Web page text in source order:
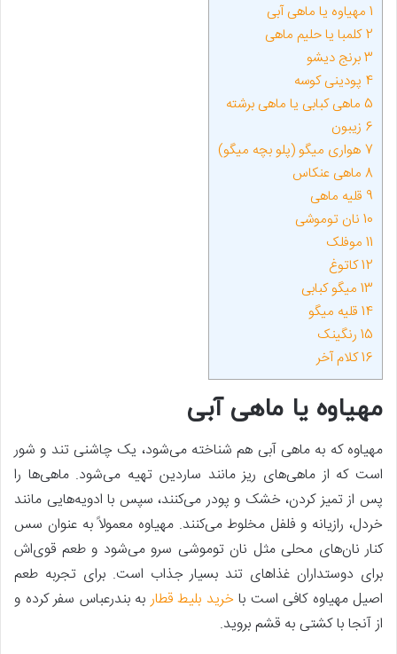
1 مهیاوه یا ماهی آبی
2کلمبا یا حلیم ماهی
3برنج دیشو
4 پودینی کوسه
5 ماهی کبابی یا ماهی برشته
6 زیبون
7 هواری میگو (پلو بچه میگو)
8 ماهی عنکاس
9 قلیه ماهی
10 نان توموشی
11 موفلک
12کاتوغ
13 میگو کبابی
14 قلیه میگو
15 رنگینک
16کلام آخر
مهیاوه یا ماهی آبی
مهیاوه که به ماهی آبی هم شناخته می‌شود، یک چاشنی تند و شور
است که از ماهی‌های ریز مانند ساردین تهیه می‌شود. ماهی‌ها را
پس از تمیز کردن، خشک و پودر می‌کنند، سپس با ادویه‌هایی مانند
خردل، رازیانه و فلفل مخلوط می‌کنند. مهیاوه معمولاً به ‌عنوان سس
کنار نان‌های محلی مثل نان توموشی سرو می‌شود و طعم قوی‌اش
برای دوستداران غذاهای تند بسیار جذاب است. برای تجربه طعم
اصیل مهیاوه کافی است با خرید بلیط قطاربه بندرعباس سفر کرده و
از آنجا با کشتی به قشم بروید.